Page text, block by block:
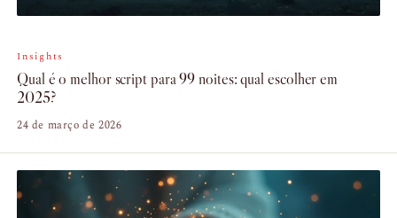
Insights
Qual é o melhor script para 99 noites: qual escolher em
2025?
24 de março de 2026